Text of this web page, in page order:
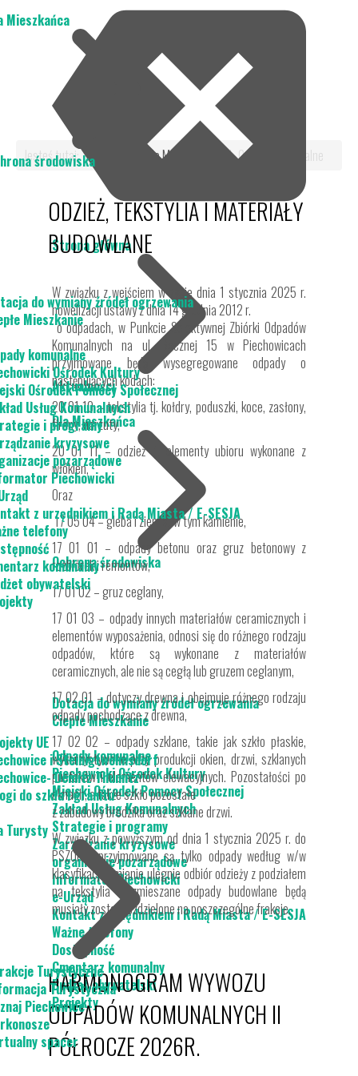
Strona główna
Aktualności
Dla Mieszkańca
Ochrona środowiska
Dotacja do wymiany źródeł ogrzewania
Ciepłe Mieszkanie
Odpady komunalne
Piechowicki Ośrodek Kultury
Miejski Ośrodek Pomocy Społecznej
Zakład Usług Komunalnych
Strategie i programy
Zarządzanie kryzysowe
organizacje pozarządowe
Informator Piechowicki
e-Urząd
Kontakt z urzędnikiem i Radą Miasta / E-SESJA
Ważne telefony
Dostępność
Cmentarz komunalny
Budżet obywatelski
Projekty
Jesteś tutaj: Dla Mieszkańca Odpady komunalne
ODZIEŻ, TEKSTYLIA I MATERIAŁY
BUDOWLANE
W związku z wejściem w życie dnia 1 stycznia 2025 r.
nowelizacji ustawy z dnia 14 grudnia 2012 r.
o odpadach, w Punkcie Selektywnej Zbiórki Odpadów
Komunalnych na ul. Bocznej 15 w Piechowicach
przyjmowane będą wysegregowane odpady o
następujących kodach:
20 01 10 – tekstylia tj. kołdry, poduszki, koce, zasłony,
firany, narzuty,
20 01 11 – odzież tj. elementy ubioru wykonane z
włókien,
Oraz
17 05 04 – gleba i ziemia, w tym kamienie,
17 01 01 – odpady betonu oraz gruz betonowy z
rozbiórek i remontów,
17 01 02 – gruz ceglany,
17 01 03 – odpady innych materiałów ceramicznych i
elementów wyposażenia, odnosi się do różnego rodzaju
odpadów, które są wykonane z materiałów
ceramicznych, ale nie są cegłą lub gruzem ceglanym,
17 02 01 – dotyczy drewna i obejmuje różnego rodzaju
odpady pochodzące z drewna,
17 02 02 – odpady szklane, takie jak szkło płaskie,
wykorzystywane przy produkcji okien, drzwi, szklanych
pustaków i elementów elewacyjnych. Pozostałości po
oknach, a także szkło pozostałe
z zabudowy brodzika oraz szklane drzwi.
W związku z powyższym od dnia 1 stycznia 2025 r. do
PSZOK-u przyjmowane są tylko odpady według w/w
klasyfikacji. Zmianie ulegnie odbiór odzieży z podziałem
na tekstylia a zmieszane odpady budowlane będą
musiały zostać rozdzielone na poszczególne frakcje.
HARMONOGRAM WYWOZU
ODPADÓW KOMUNALNYCH II
PÓŁROCZE 2026R.
Mieszkańca
środowiska
do wymiany źródeł ogrzewania
Mieszkanie
komunalne
Ośrodek Kultury
Ośrodek Pomocy Społecznej
Usług Komunalnych
i programy
kryzysowe
pozarządowe
Piechowicki
z urzędnikiem i Radą Miasta / E-SESJA
telefony
komunalny
obywatelski
UE
i Steinigtwolmsdorf
Demitz Thumitz
do szkła i granitu
Turysty
Turystyczne
Turystyczna
Piechowice
spacer